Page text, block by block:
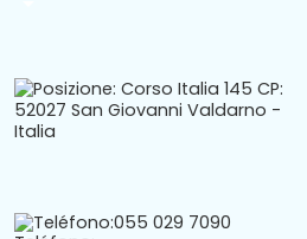
Teléfono:055 029 7090